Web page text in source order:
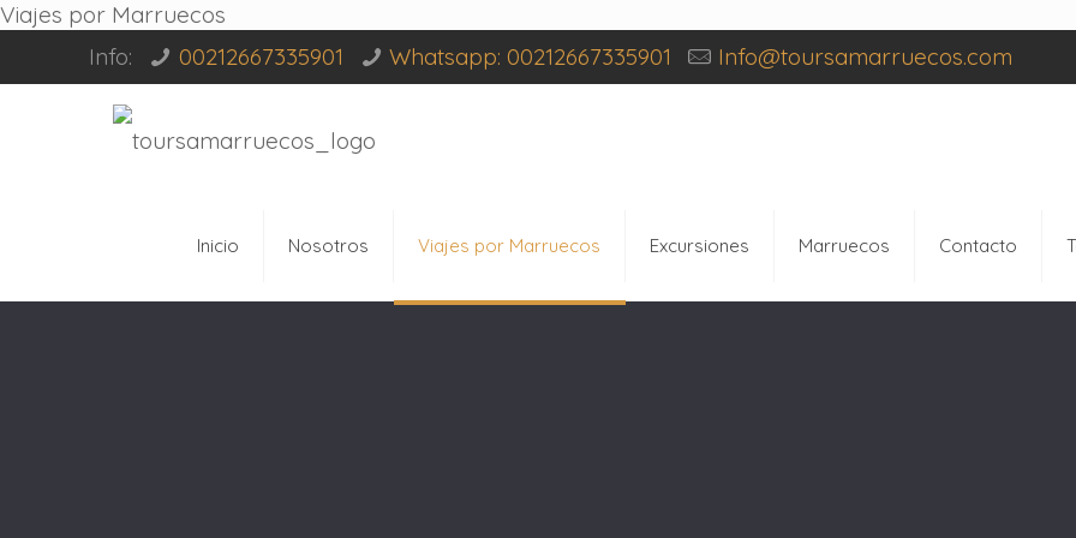
Viajes por Marruecos
Info:
00212667335901 Whatsapp: 00212667335901 Info@toursamarruecos.com
Inicio Nosotros Viajes por Marruecos Excursiones Marruecos Contacto